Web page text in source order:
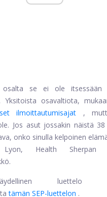
osalta se ei ole itsessään
Yksitoista osavaltiota,
ilmoittautumisajat
,
Jos asut jossakin näistä
onko sinulla kelpoinen
Lyon, Health Sherpan
luettelo
tämän SEP-luettelon .